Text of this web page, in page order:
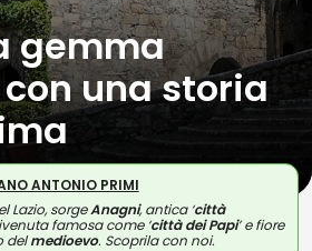
gemma
una storia
ANTONIO PRIMI
Lazio, sorgeAnagni, antica ‘città
famosa come ‘città dei Papi’ e fiore
delmedioevo. Scoprila con noi.